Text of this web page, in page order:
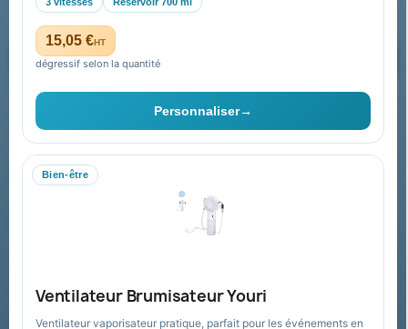
15,05 €HT
dégressif selon la quantité
Personnaliser→
Bien-être
Ventilateur Brumisateur Youri
Ventilateur vaporisateur pratique, parfait pour les événements en
Vous pouvez vous désinscrire à tout moment. Vous trouverez pour
cela nos informations de contact dans les conditions d'utilisation du
site.
Collectivités & administrations
Devis, mandat administratif et facturation Chorus Pro